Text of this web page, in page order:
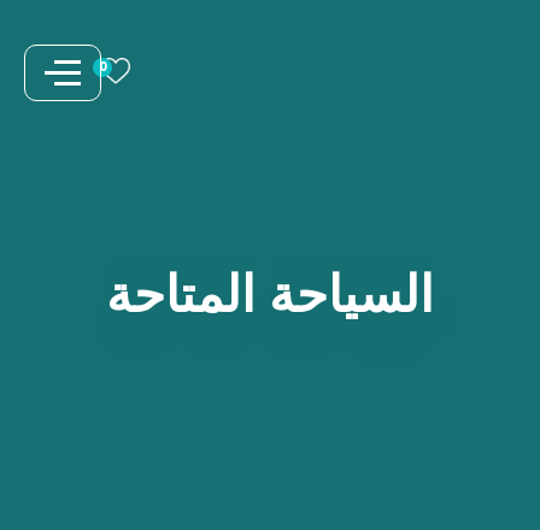
0
السياحة المتاحة